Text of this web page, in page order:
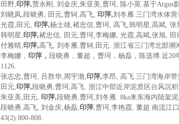
田野,印萍,贾永刚, 刘金庆,朱亚美,曹珂, 陈小英.基于Argus
刘晓凤,段晓勇, 田元,曹轲,高飞, 印萍,刘冬雁.三门湾水体
光霞,田元, 印萍,杨士雄,褚忠信,曹珂, 高飞,韩明星,高斌,
韩明星,印萍,褚忠信, 田元,曹珂,李梅娜, 光霞,高斌,张旭,
付雅晴,印萍,高飞, 刘冬雁,曹轲,田元. 浙江省三门湾北部潮
李梅娜， 印萍， 段晓勇，董超，曹珂，杨磊，陈选博.近
1126.
张志忠,曹珂, 吕胜华,周宇渤,印萍,李昂, 高飞.三门湾海岸带
田元,印萍,段晓勇,曹珂,高飞. 浙江中部近岸泥质区台风沉
朱亚美,田元, 印萍,段晓勇,曹珂,刘冬雁. 8ka来东海内陆架
段晓勇,高飞, 刘金庆,杨磊,印萍,曹珂,李艳霞, 董超.南流江
43(2):800-808.